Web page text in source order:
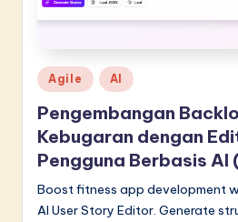
a
e
s
t
in
A
Posted
in
Agile AI
Pengembangan
Kebugaran dengan
Pengguna Berbasis AI
Boost fitness app development
AI User Story Editor. Generate